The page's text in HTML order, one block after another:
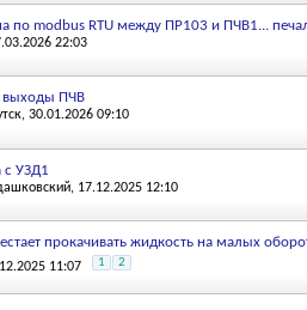
по modbus RTU между ПР103 и ПЧВ1...
22:03
выходы ПЧВ
, 30.01.2026 09:10
УЗД1
, 17.12.2025 12:10
прокачивать жидкость на малых
11:07 1 2